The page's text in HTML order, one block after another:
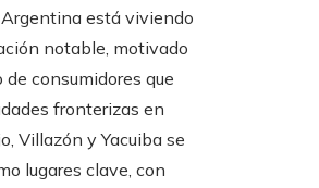
está viviendo
notable, motivado
consumidores que
fronterizas en
Villazón y Yacuiba se
lugares clave, con